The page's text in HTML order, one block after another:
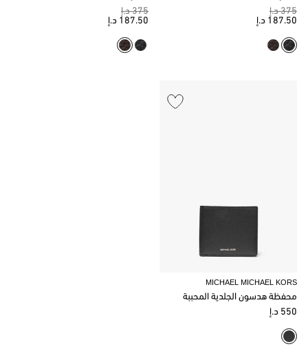
375 د.إ
187.50 د.إ
375 د.إ
187.50 د.إ
MICHAEL MICHAEL KORS
محفظة هدسون الجلدية المحببة
550 د.إ